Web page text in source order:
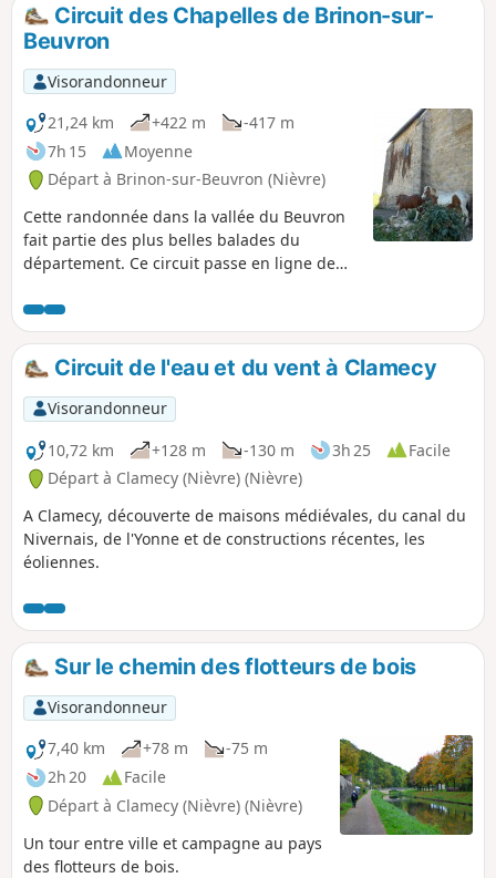
Circuit des Chapelles de Brinon-sur-
Beuvron
Visorandonneur
21,24 km
+422 m
-417 m
7h 15
Moyenne
Départ à Brinon-sur-Beuvron (Nièvre)
Cette randonnée dans la vallée du Beuvron
fait partie des plus belles balades du
département. Ce circuit passe en ligne de
Grenois, de Hubans et le site de la Vierge à
Asnan. Il offre des points de vue de toute
beauté surtout au printemps quand la
campagne est fleurie.
Circuit de l'eau et du vent à Clamecy
Visorandonneur
10,72 km
+128 m -130 m 3h 25
Facile
Départ à Clamecy (Nièvre) (Nièvre)
A Clamecy, découverte de maisons médiévales, du canal du
Nivernais, de l'Yonne et de constructions récentes, les
éoliennes.
Sur le chemin des flotteurs de bois
Visorandonneur
7,40 km
+78 m
-75 m
2h 20
Facile
Départ à Clamecy (Nièvre) (Nièvre)
Un tour entre ville et campagne au pays
des flotteurs de bois.